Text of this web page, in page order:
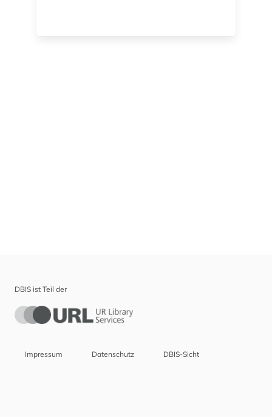
DBIS ist Teil der
Impressum Datenschutz DBIS-Sicht